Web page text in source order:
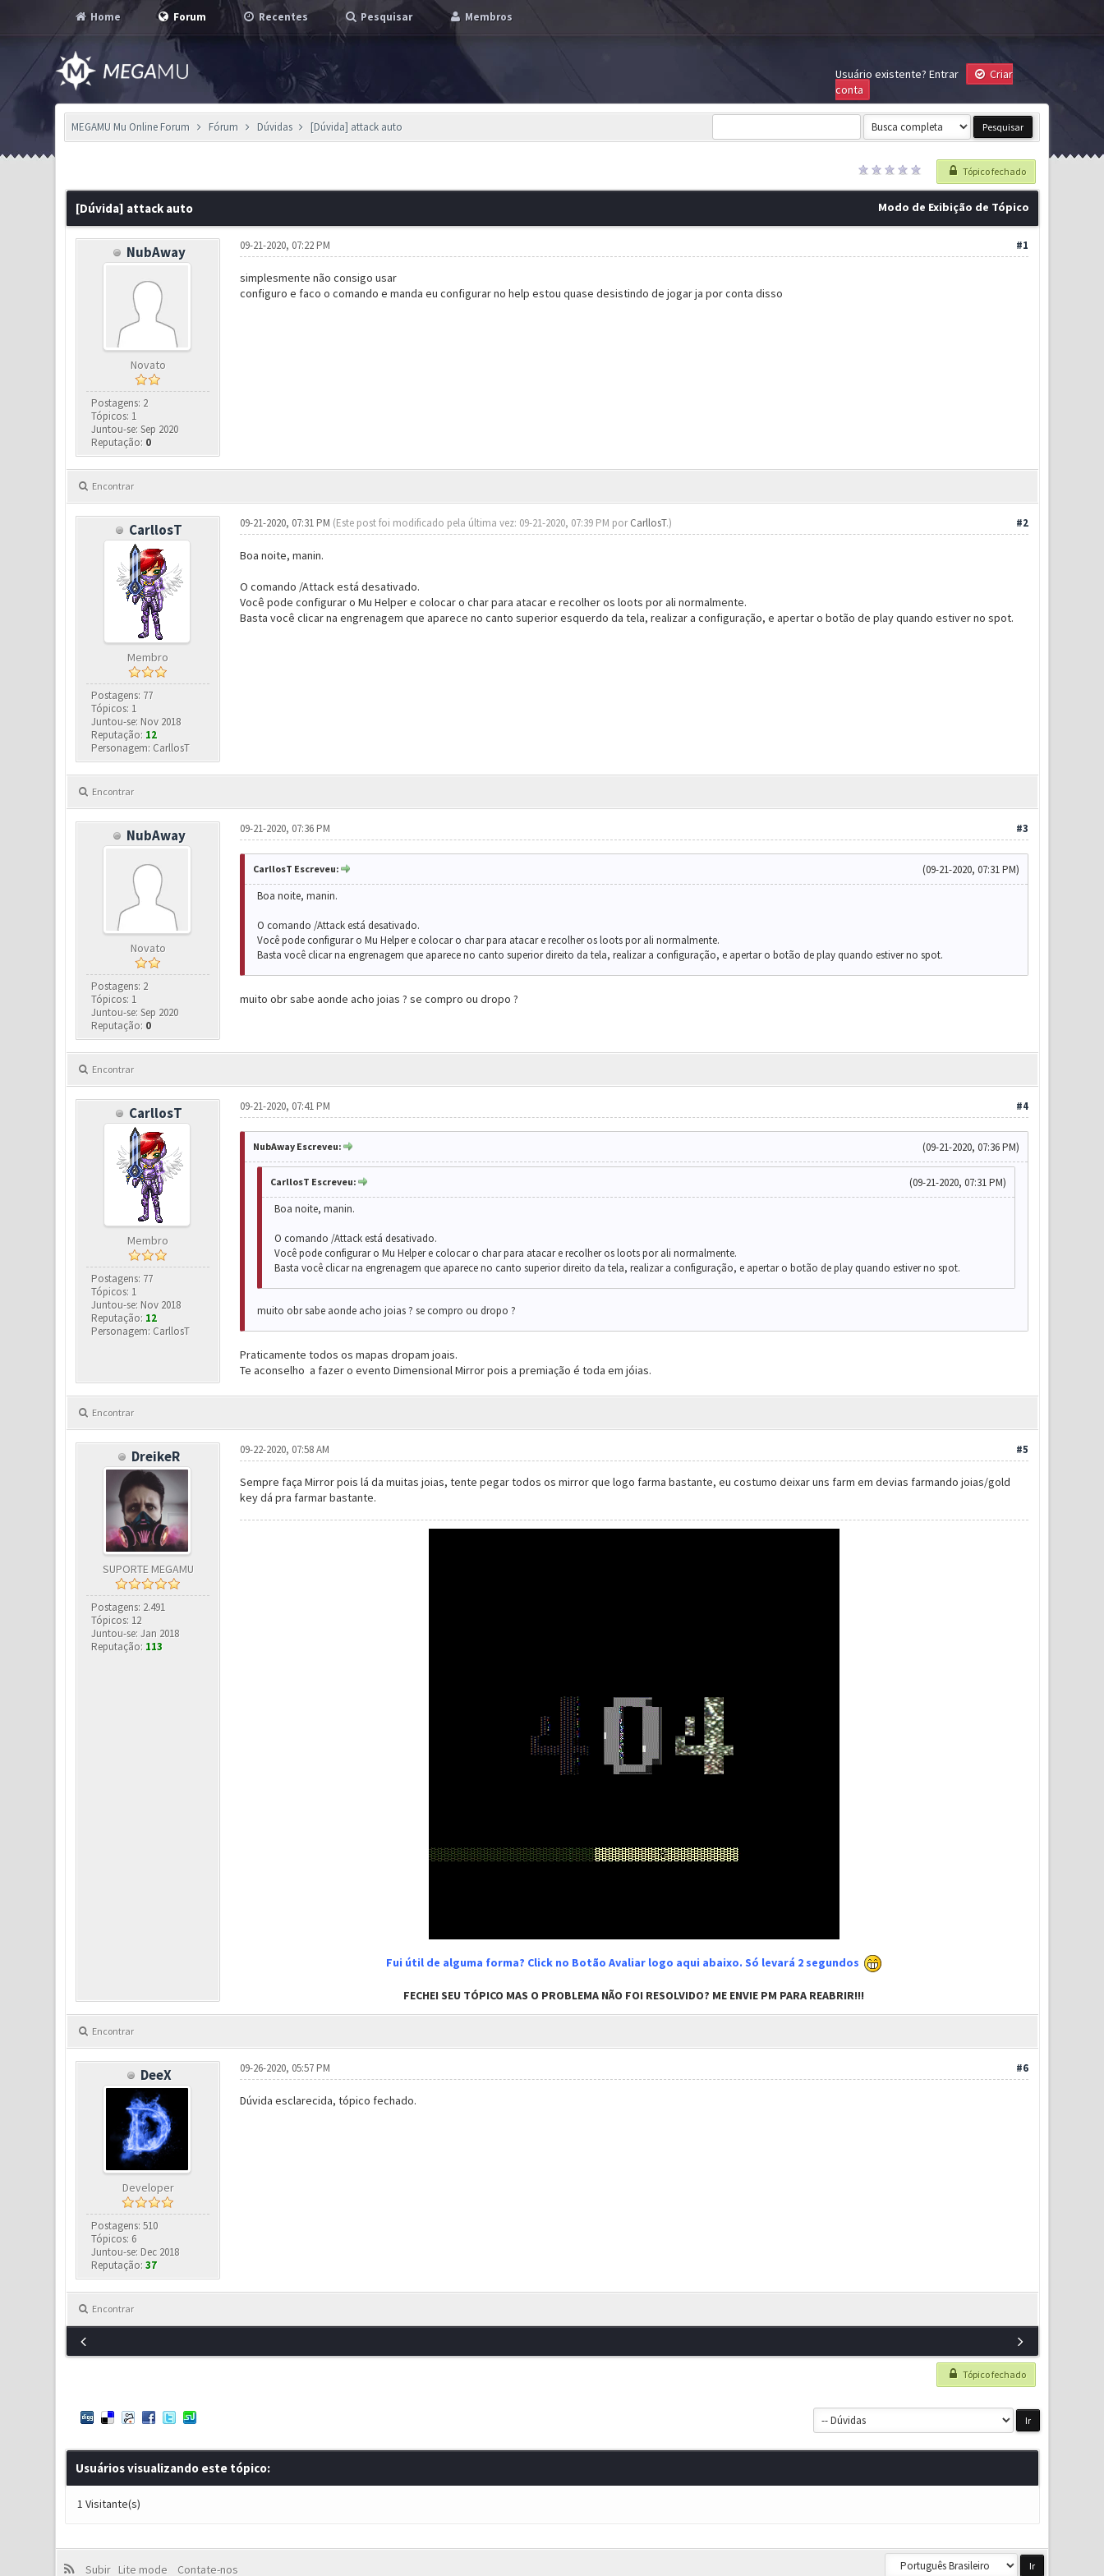
Home Forum Recentes Pesquisar Membros
Usuário existente? Entrar
Criar
conta
MEGAMU Mu Online Forum Fórum Dúvidas [Dúvida] attack auto
Tópico fechado
Modo de Exibição de Tópico
[Dúvida] attack auto
NubAway
Novato
Postagens: 2
Tópicos: 1
Juntou-se: Sep 2020
Reputação: 0
#1
09-21-2020, 07:22 PM
simplesmente não consigo usar
configuro e faco o comando e manda eu configurar no help estou quase desistindo de jogar ja por conta disso
Encontrar
CarllosT
Membro
Postagens: 77
Tópicos: 1
Juntou-se: Nov 2018
Reputação: 12
Personagem: CarllosT
#2
09-21-2020, 07:31 PM (Este post foi modificado pela última vez: 09-21-2020, 07:39 PM porCarllosT.)
Boa noite, manin.
O comando /Attack está desativado.
Você pode configurar o Mu Helper e colocar o char para atacar e recolher os loots por ali normalmente.
Basta você clicar na engrenagem que aparece no canto superior esquerdo da tela, realizar a configuração, e apertar o botão de play quando estiver no spot.
Encontrar
NubAway
Novato
Postagens: 2
Tópicos: 1
Juntou-se: Sep 2020
Reputação: 0
#3
09-21-2020, 07:36 PM
(09-21-2020, 07:31 PM)
CarllosT Escreveu:
Boa noite, manin.
O comando /Attack está desativado.
Você pode configurar o Mu Helper e colocar o char para atacar e recolher os loots por ali normalmente.
Basta você clicar na engrenagem que aparece no canto superior direito da tela, realizar a configuração, e apertar o botão de play quando estiver no spot.
muito obr sabe aonde acho joias ? se compro ou dropo ?
Encontrar
CarllosT
Membro
Postagens: 77
Tópicos: 1
Juntou-se: Nov 2018
Reputação: 12
Personagem: CarllosT
#4
09-21-2020, 07:41 PM
(09-21-2020, 07:36 PM)
NubAway Escreveu:
(09-21-2020, 07:31 PM)
CarllosT Escreveu:
Boa noite, manin.
O comando /Attack está desativado.
Você pode configurar o Mu Helper e colocar o char para atacar e recolher os loots por ali normalmente.
Basta você clicar na engrenagem que aparece no canto superior direito da tela, realizar a configuração, e apertar o botão de play quando estiver no spot.
muito obr sabe aonde acho joias ? se compro ou dropo ?
Praticamente todos os mapas dropam joais.
Te aconselho a fazer o evento Dimensional Mirror pois a premiação é toda em jóias.
Encontrar
DreikeR
SUPORTE MEGAMU
Postagens: 2.491
Tópicos: 12
Juntou-se: Jan 2018
Reputação: 113
#5
09-22-2020, 07:58 AM
Sempre faça Mirror pois lá da muitas joias, tente pegar todos os mirror que logo farma bastante, eu costumo deixar uns farm em devias farmando joias/gold
key dá pra farmar bastante.
Fui útil de alguma forma? Click no Botão Avaliar logo aqui abaixo. Só levará 2 segundos
FECHEI SEU TÓPICO MAS O PROBLEMA NÃO FOI RESOLVIDO? ME ENVIE PM PARA REABRIR!!!
Encontrar
DeeX
Developer
Postagens: 510
Tópicos: 6
Juntou-se: Dec 2018
Reputação:37
#6
09-26-2020, 05:57 PM
Dúvida esclarecida, tópico fechado.
Encontrar
Tópico fechado
Usuários visualizando este tópico:
1 Visitante(s)
Subir Lite mode Contate-nos